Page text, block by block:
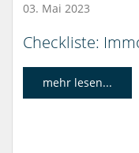
03. Mai 2023
Checkliste:
mehr lesen...